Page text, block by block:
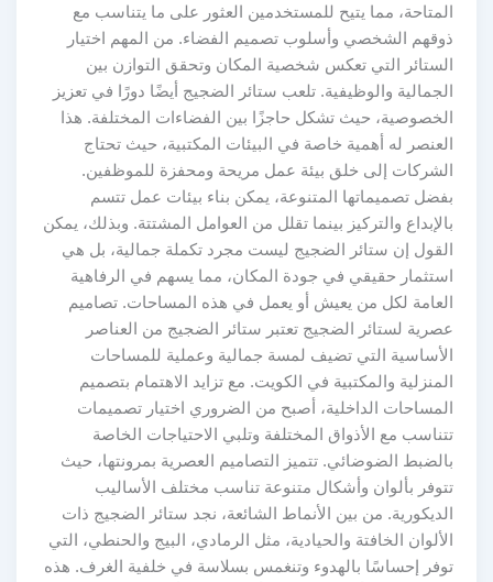
المتاحة، مما يتيح للمستخدمين العثور على ما يتناسب مع
ذوقهم الشخصي وأسلوب تصميم الفضاء. من المهم اختيار
الستائر التي تعكس شخصية المكان وتحقق التوازن بين
الجمالية والوظيفية. تلعب ستائر الضجيج أيضًا دورًا في تعزيز
الخصوصية، حيث تشكل حاجزًا بين الفضاءات المختلفة. هذا
العنصر له أهمية خاصة في البيئات المكتبية، حيث تحتاج
الشركات إلى خلق بيئة عمل مريحة ومحفزة للموظفين.
بفضل تصميماتها المتنوعة، يمكن بناء بيئات عمل تتسم
بالإبداع والتركيز بينما تقلل من العوامل المشتتة. وبذلك، يمكن
القول إن ستائر الضجيج ليست مجرد تكملة جمالية، بل هي
استثمار حقيقي في جودة المكان، مما يسهم في الرفاهية
العامة لكل من يعيش أو يعمل في هذه المساحات. تصاميم
عصرية لستائر الضجيج تعتبر ستائر الضجيج من العناصر
الأساسية التي تضيف لمسة جمالية وعملية للمساحات
المنزلية والمكتبية في الكويت. مع تزايد الاهتمام بتصميم
المساحات الداخلية، أصبح من الضروري اختيار تصميمات
تتناسب مع الأذواق المختلفة وتلبي الاحتياجات الخاصة
بالضبط الضوضائي. تتميز التصاميم العصرية بمرونتها، حيث
تتوفر بألوان وأشكال متنوعة تناسب مختلف الأساليب
الديكورية. من بين الأنماط الشائعة، نجد ستائر الضجيج ذات
الألوان الخافتة والحيادية، مثل الرمادي، البيج والحنطي، التي
توفر إحساسًا بالهدوء وتنغمس بسلاسة في خلفية الغرف. هذه